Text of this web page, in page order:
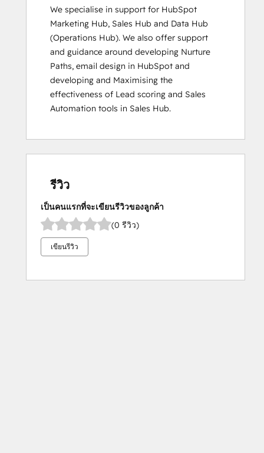
We specialise in support for HubSpot
Marketing Hub, Sales Hub and Data Hub
(Operations Hub). We also offer support
and guidance around developing Nurture
Paths, email design in HubSpot and
developing and Maximising the
effectiveness of Lead scoring and Sales
Automation tools in Sales Hub.
รีวิว
เป็นคนแรกที่จะเขียนรีวิวของลูกค้า
(0 รีวิว)
เขียนรีวิว